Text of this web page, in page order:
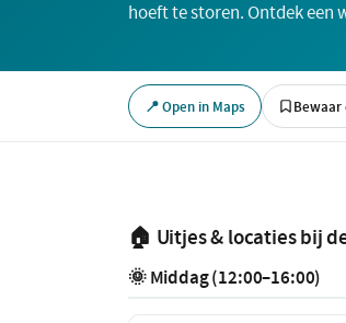
hoeft te storen. Ontdek een
📍 Open in Maps
🏠 Uitjes & locaties bij
🌞 Middag (12:00–16:00)